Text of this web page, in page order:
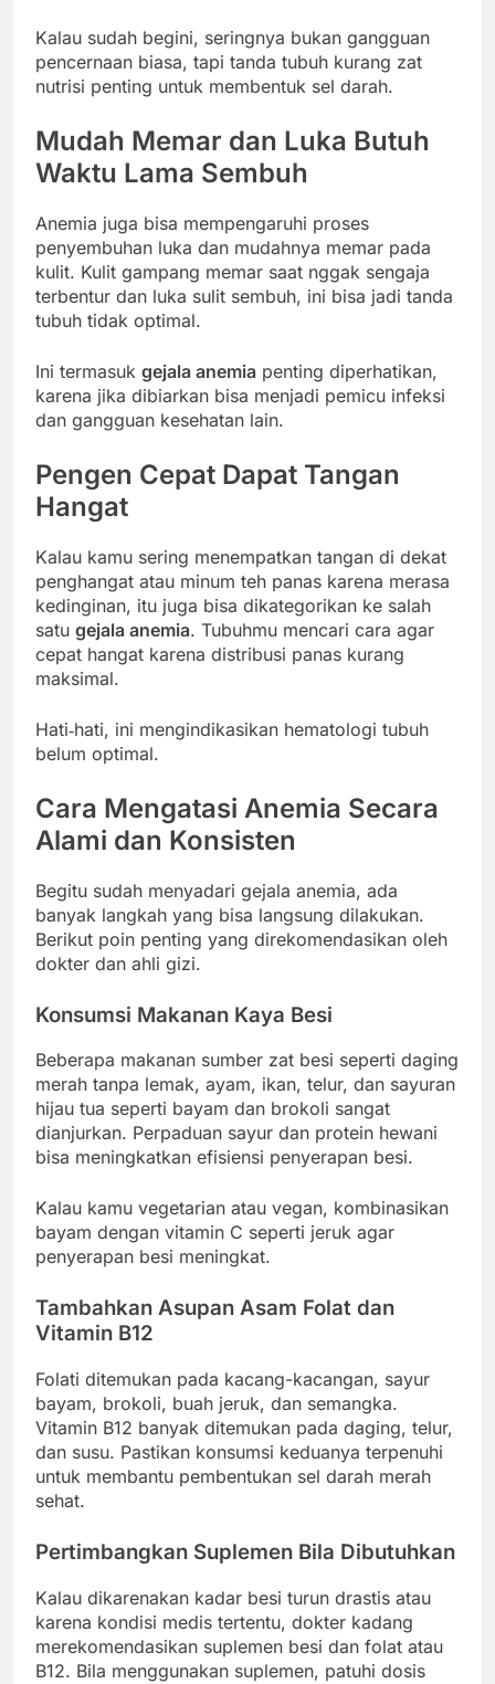
Kalau sudah begini, seringnya bukan gangguan
pencernaan biasa, tapi tanda tubuh kurang zat
nutrisi penting untuk membentuk sel darah.
Mudah Memar dan Luka Butuh
Waktu Lama Sembuh
Anemia juga bisa mempengaruhi proses
penyembuhan luka dan mudahnya memar pada
kulit. Kulit gampang memar saat nggak sengaja
terbentur dan luka sulit sembuh, ini bisa jadi tanda
tubuh tidak optimal.
Ini termasuk gejala anemia penting diperhatikan,
karena jika dibiarkan bisa menjadi pemicu infeksi
dan gangguan kesehatan lain.
Pengen Cepat Dapat Tangan
Hangat
Kalau kamu sering menempatkan tangan di dekat
penghangat atau minum teh panas karena merasa
kedinginan, itu juga bisa dikategorikan ke salah
satu gejala anemia. Tubuhmu mencari cara agar
cepat hangat karena distribusi panas kurang
maksimal.
Hati‑hati, ini mengindikasikan hematologi tubuh
belum optimal.
Cara Mengatasi Anemia Secara
Alami dan Konsisten
Begitu sudah menyadari gejala anemia, ada
banyak langkah yang bisa langsung dilakukan.
Berikut poin penting yang direkomendasikan oleh
dokter dan ahli gizi.
Konsumsi Makanan Kaya Besi
Beberapa makanan sumber zat besi seperti daging
merah tanpa lemak, ayam, ikan, telur, dan sayuran
hijau tua seperti bayam dan brokoli sangat
dianjurkan. Perpaduan sayur dan protein hewani
bisa meningkatkan efisiensi penyerapan besi.
Kalau kamu vegetarian atau vegan, kombinasikan
bayam dengan vitamin C seperti jeruk agar
penyerapan besi meningkat.
Tambahkan Asupan Asam Folat dan
Vitamin B12
Folati ditemukan pada kacang-kacangan, sayur
bayam, brokoli, buah jeruk, dan semangka.
Vitamin B12 banyak ditemukan pada daging, telur,
dan susu. Pastikan konsumsi keduanya terpenuhi
untuk membantu pembentukan sel darah merah
sehat.
Pertimbangkan Suplemen Bila Dibutuhkan
Kalau dikarenakan kadar besi turun drastis atau
karena kondisi medis tertentu, dokter kadang
merekomendasikan suplemen besi dan folat atau
B12. Bila menggunakan suplemen, patuhi dosis